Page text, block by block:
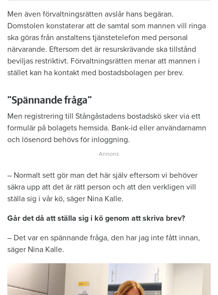
Men även förvaltningsrätten avslår hans begäran.
Domstolen konstaterar att de samtal som mannen vill ringa
ska göras från anstaltens tjänstetelefon med personal
närvarande. Eftersom det är resurskrävande ska tillstånd
beviljas restriktivt. Förvaltningsrätten menar att mannen i
stället kan ha kontakt med bostadsbolagen per brev.
”Spännande fråga”
Men registrering till Stångåstadens bostadskö sker via ett
formulär på bolagets hemsida. Bank-id eller användarnamn
och lösenord behövs för inloggning.
– Normalt sett gör man det här själv eftersom vi behöver
säkra upp att det är rätt person och att den verkligen vill
ställa sig i vår kö, säger Nina Kalle.
Går det då att ställa sig i kö genom att skriva brev?
– Det var en spännande fråga, den har jag inte fått innan,
säger Nina Kalle.